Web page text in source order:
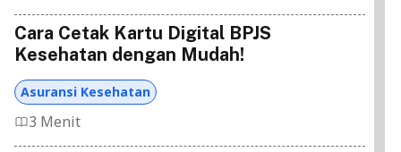
Cara Cetak Kartu Digital BPJS
Kesehatan dengan Mudah!
Asuransi Kesehatan
3 Menit